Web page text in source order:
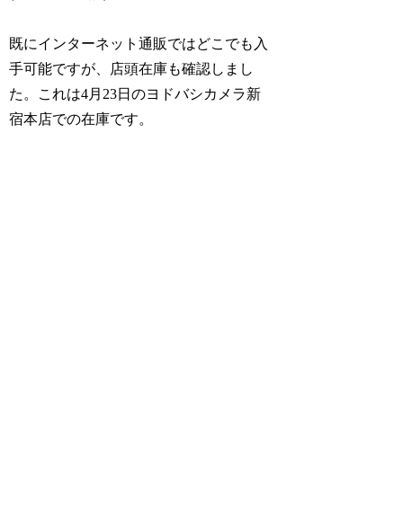
既にインターネット通販ではどこでも入
手可能ですが、店頭在庫も確認しまし
た。これは4月23日のヨドバシカメラ新
宿本店での在庫です。